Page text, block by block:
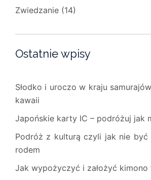
Zwiedzanie (14)
Ostatnie wpisy
Słodko i uroczo w kraju
kawaii
Japońskie karty IC – podróżuj jak
Podróż z kulturą czyli jak nie być
rodem
Jak wypożyczyć i założyć kimono